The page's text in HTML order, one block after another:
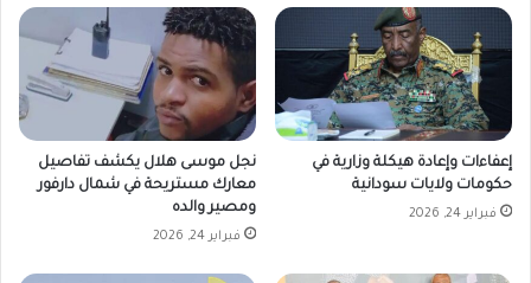
إعفاءات وإعادة هيكلة وزارية في
حكومات ولايات سودانية
فبراير 24, 2026
نجل موسى هلال يكشف تفاصيل
معارك مستريحة في شمال دارفور
ومصير والده
فبراير 24, 2026